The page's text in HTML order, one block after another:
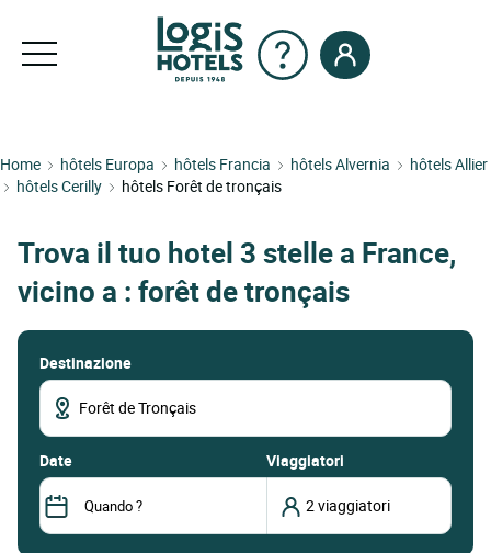
Home hôtels Europa hôtels Francia hôtels Alvernia
hôtels Allier
hôtels Cerilly
hôtels Forêt de tronçais
Trova il tuo hotel 3 stelle a France,
vicino a : forêt de tronçais
Destinazione
date Viaggiatori